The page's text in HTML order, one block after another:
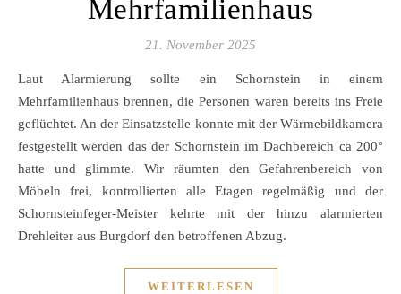
Mehrfamilienhaus
21. November 2025
Laut Alarmierung sollte ein Schornstein in einem
Mehrfamilienhaus brennen, die Personen waren bereits ins Freie
geflüchtet. An der Einsatzstelle konnte mit der Wärmebildkamera
festgestellt werden das der Schornstein im Dachbereich ca 200°
hatte und glimmte. Wir räumten den Gefahrenbereich von
Möbeln frei, kontrollierten alle Etagen regelmäßig und der
Schornsteinfeger-Meister kehrte mit der hinzu alarmierten
Drehleiter aus Burgdorf den betroffenen Abzug.
WEITERLESEN